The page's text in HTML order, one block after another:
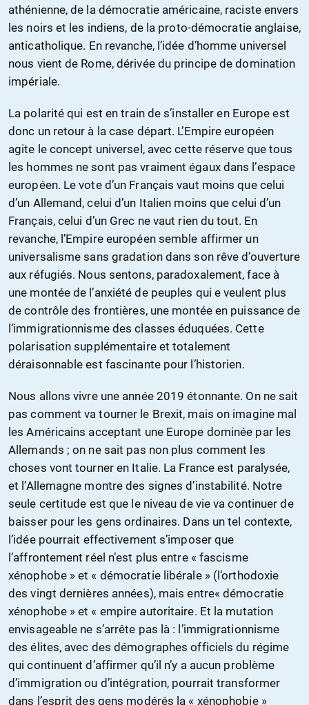
athénienne, de la démocratie américaine, raciste envers
les noirs et les indiens, de la proto-démocratie anglaise,
anticatholique. En revanche, l’idée d’homme universel
nous vient de Rome, dérivée du principe de domination
impériale.
La polarité qui est en train de s’installer en Europe est
donc un retour à la case départ. L’Empire européen
agite le concept universel, avec cette réserve que tous
les hommes ne sont pas vraiment égaux dans l’espace
européen. Le vote d’un Français vaut moins que celui
d’un Allemand, celui d’un Italien moins que celui d’un
Français, celui d’un Grec ne vaut rien du tout. En
revanche, l’Empire européen semble affirmer un
universalisme sans gradation dans son rêve d’ouverture
aux réfugiés. Nous sentons, paradoxalement, face à
une montée de l’anxiété de peuples qui e veulent plus
de contrôle des frontières, une montée en puissance de
l’immigrationnisme des classes éduquées. Cette
polarisation supplémentaire et totalement
déraisonnable est fascinante pour l’historien.
Nous allons vivre une année 2019 étonnante. On ne sait
pas comment va tourner le Brexit, mais on imagine mal
les Américains acceptant une Europe dominée par les
Allemands ; on ne sait pas non plus comment les
choses vont tourner en Italie. La France est paralysée,
et l’Allemagne montre des signes d’instabilité. Notre
seule certitude est que le niveau de vie va continuer de
baisser pour les gens ordinaires. Dans un tel contexte,
l’idée pourrait effectivement s’imposer que
l’affrontement réel n’est plus entre « fascisme
xénophobe » et « démocratie libérale » (l’orthodoxie
des vingt dernières années), mais entre« démocratie
xénophobe » et « empire autoritaire. Et la mutation
envisageable ne s’arrête pas là : l’immigrationnisme
des élites, avec des démographes officiels du régime
qui continuent d’affirmer qu’il n’y a aucun problème
d’immigration ou d’intégration, pourrait transformer
dans l’esprit des gens modérés la « xénophobie »